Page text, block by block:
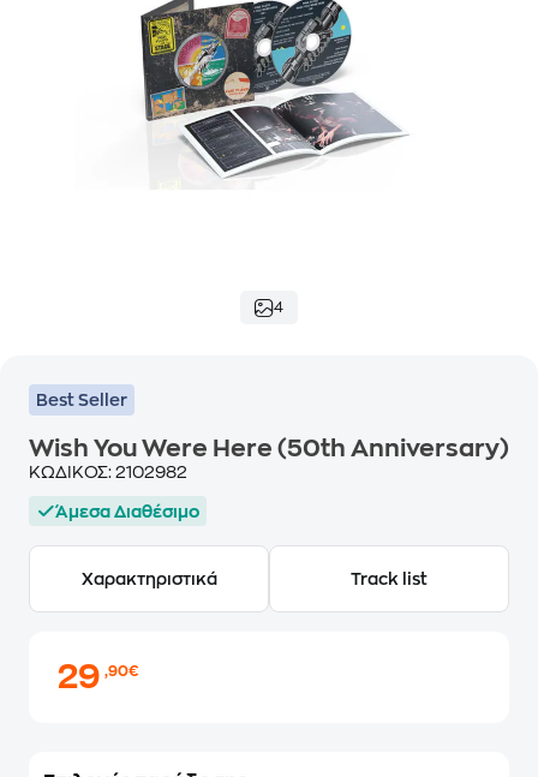
4
Best Seller
Wish You Were Here (50th Anniversary)
ΚΩΔΙΚΟΣ: 2102982
Άμεσα Διαθέσιμο
Χαρακτηριστικά Track list
29,90€